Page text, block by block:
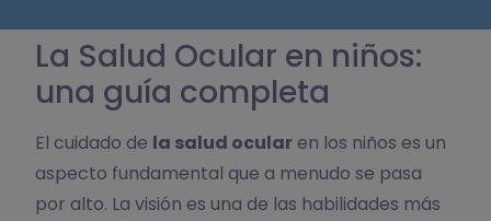
La Salud Ocular en niños:
una guía completa
El cuidado de la salud ocular en los niños es un
aspecto fundamental que a menudo se pasa
por alto. La visión es una de las habilidades más